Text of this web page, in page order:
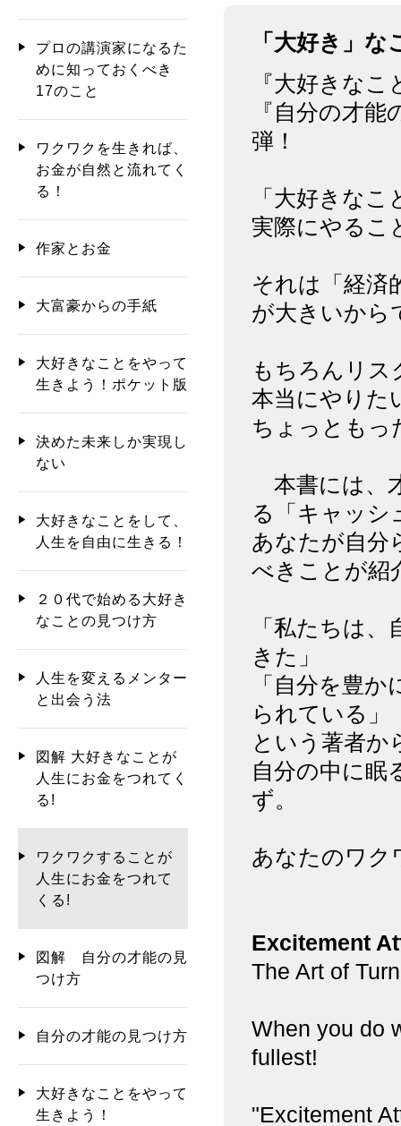
「大好き」
『大好きな
『自分の才
弾！
「大好きな
実際にやるこ
それは「経済
が大きいから
もちろんリス
本当にやりた
ちょっともっ
本書には、
る「キャッシ
あなたが自分
べきことが紹
「私たちは
きた」
「自分を豊
られている」
という著者か
自分の中に眠
ず。
あなたのワク
Excitement
The Art of
When you do
fullest!
"Excitement
プロの講演家になるた
めに知っておくべき
17のこと
ワクワクを生きれば、
お金が自然と流れてく
る！
作家とお金
大富豪からの手紙
大好きなことをやって
生きよう！ポケット版
決めた未来しか実現し
ない
大好きなことをして、
人生を自由に生きる！
２０代で始める大好き
なことの見つけ方
人生を変えるメンター
と出会う法
図解 大好きなことが
人生にお金をつれてく
る!
ワクワクすることが
人生にお金をつれて
くる!
図解 自分の才能の見
つけ方
自分の才能の見つけ方
大好きなことをやって
生きよう！